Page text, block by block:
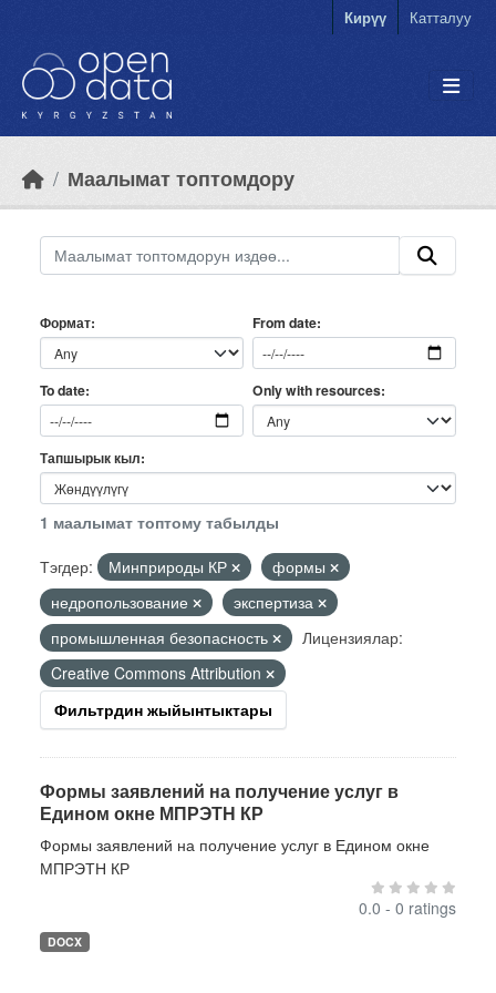
Кирүү Катталуу
Маалымат топтомдору
Формат From date
To date Only with resources
Тапшырык кыл
1 маалымат топтому табылды
Тэгдер:
Минприроды КР
формы
недропользование
экспертиза
промышленная безопасность
Лицензиялар:
Creative Commons Attribution
Фильтрдин жыйынтыктары
Формы заявлений на получение услуг в
Едином окне МПРЭТН КР
Формы заявлений на получение услуг в Едином окне
МПРЭТН КР
0.0 - 0 ratings
DOCX